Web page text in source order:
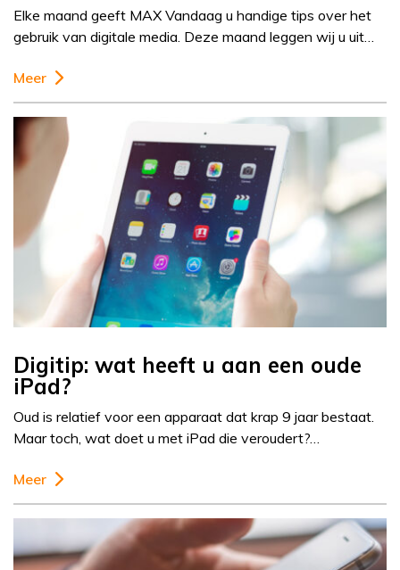
Elke maand geeft MAX Vandaag u handige tips over het
gebruik van digitale media. Deze maand leggen wij u uit…
Meer
Digitip: wat heeft u aan een oude
iPad?
Oud is relatief voor een apparaat dat krap 9 jaar bestaat.
Maar toch, wat doet u met iPad die veroudert?…
Meer